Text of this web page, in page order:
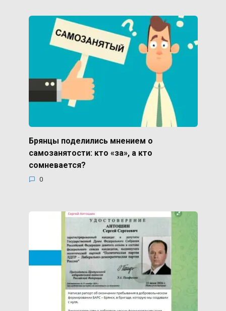
Брянцы поделились мнением о
самозанятости: кто «за», а кто
сомневается?
0